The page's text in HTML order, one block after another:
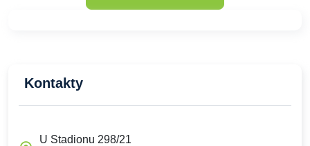
Kontakty
U Stadionu 298/21